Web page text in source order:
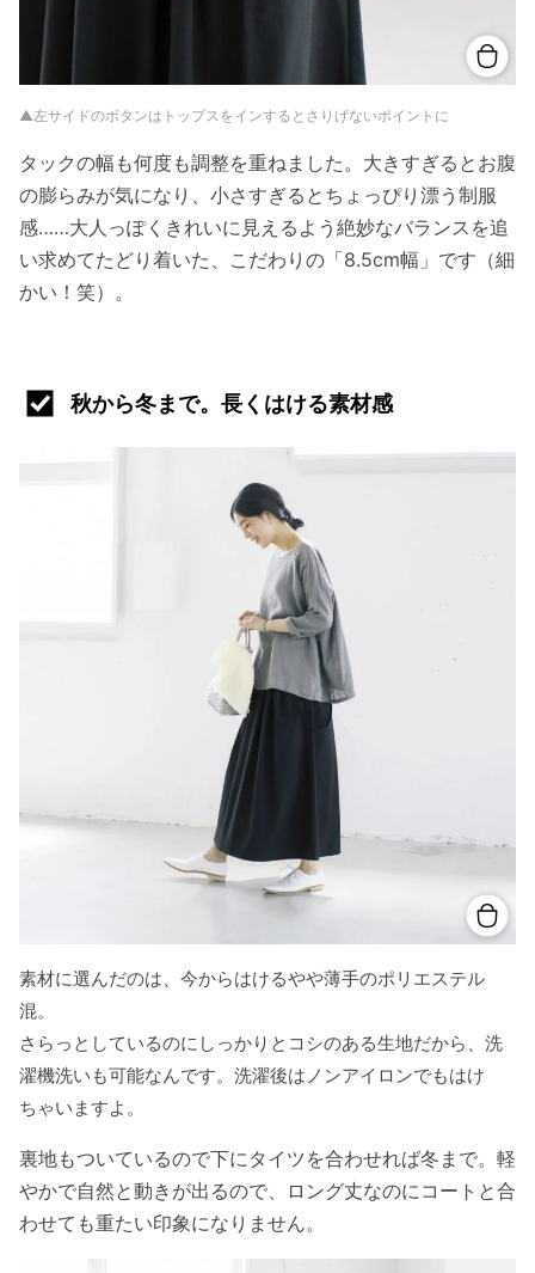
▲左サイドのボタンはトップスをインするとさりげないポイントに
タックの幅も何度も調整を重ねました。大きすぎるとお腹
の膨らみが気になり、小さすぎるとちょっぴり漂う制服
感……大人っぽくきれいに見えるよう絶妙なバランスを追
い求めてたどり着いた、こだわりの「8.5cm幅」です（細
かい！笑）。
秋から冬まで。長くはける素材感
素材に選んだのは、今からはけるやや薄手のポリエステル
混。
さらっとしているのにしっかりとコシのある生地だから、洗
濯機洗いも可能なんです。洗濯後はノンアイロンでもはけ
ちゃいますよ。
裏地もついているので下にタイツを合わせれば冬まで。軽
やかで自然と動きが出るので、ロング丈なのにコートと合
わせても重たい印象になりません。